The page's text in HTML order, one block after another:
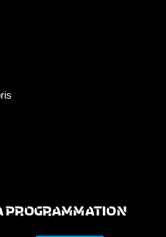
PROGRAMMATION